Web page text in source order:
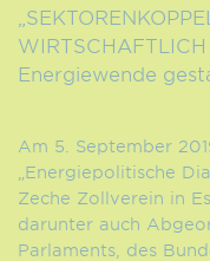
Energiewende
Am 5. September
„Energiepolitische
Zeche Zollverein in
darunter auch
Parlaments, des